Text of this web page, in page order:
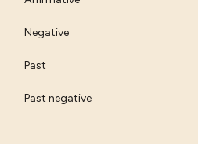
Negative
Past
Past negative